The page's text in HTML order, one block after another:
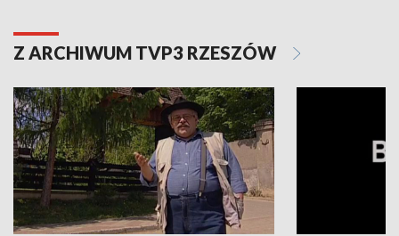
Z ARCHIWUM TVP3 RZESZÓW